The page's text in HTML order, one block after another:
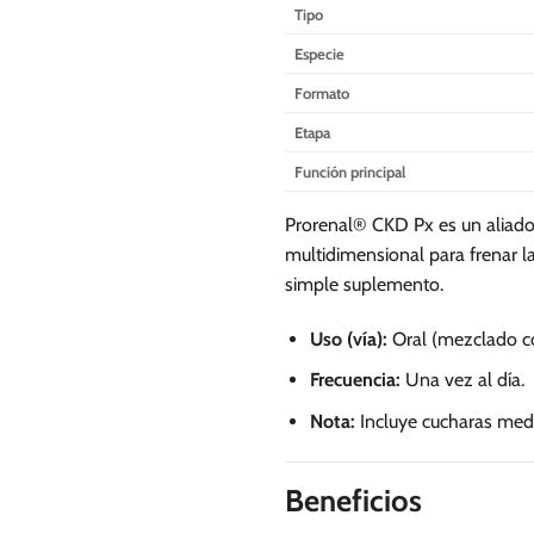
Tipo
Especie
Formato
Etapa
Función principal
Prorenal® CKD Px es un
multidimensional para frenar
simple suplemento.
Uso (vía): Oral (mezclado
Frecuencia: Una vez al día.
Nota: Incluye cucharas
Beneficios